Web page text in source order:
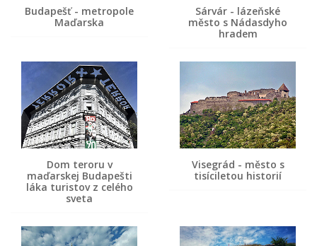
Budapešť - metropole
Maďarska
Sárvár - lázeňské
město s Nádasdyho
hradem
Dom teroru v
maďarskej Budapešti
láka turistov z celého
sveta
Visegrád - město s
tisíciletou historií